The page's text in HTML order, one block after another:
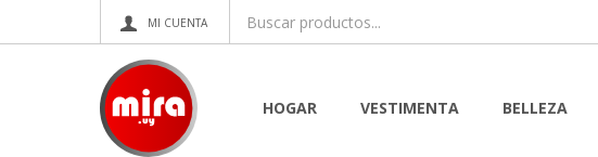
HOGAR VESTIMENTA BELLEZA